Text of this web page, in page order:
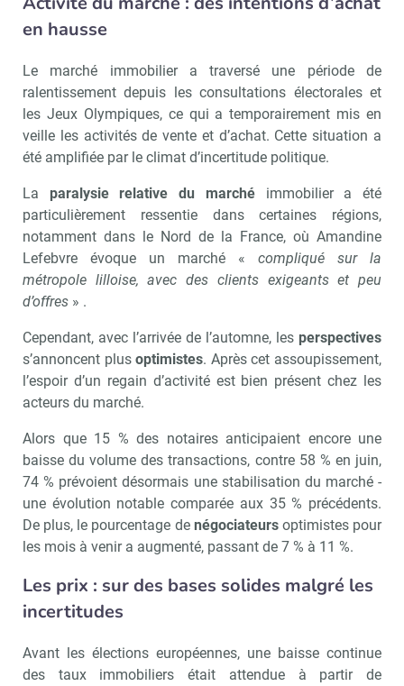
en hausse
Le marché immobilier a traversé une période de
ralentissement depuis les consultations électorales et
les Jeux Olympiques, ce qui a temporairement mis en
veille les activités de vente et d’achat. Cette situation a
été amplifiée par le climat d’incertitude politique.
La paralysie relative du marchéimmobilier a été
particulièrement ressentie dans certaines régions,
notamment dans le Nord de la France, où Amandine
Lefebvre évoque un marché « compliqué sur la
métropole lilloise, avec des clients exigeants et peu
d’offres » .
Cependant, avec l’arrivée de l’automne, les perspectives
s’annoncent plusoptimistes. Après cet assoupissement,
l’espoir d’un regain d’activité est bien présent chez les
acteurs du marché.
Alors que 15 % des notaires anticipaient encore une
baisse du volume des transactions, contre 58 % en juin,
74 % prévoient désormais une stabilisation du marché -
une évolution notable comparée aux 35 % précédents.
De plus, le pourcentage de négociateursoptimistes pour
les mois à venir a augmenté, passant de 7 % à 11 %.
Les prix : sur des bases solides malgré les
incertitudes
Avant les élections européennes, une baisse continue
des taux immobiliers était attendue à partir de